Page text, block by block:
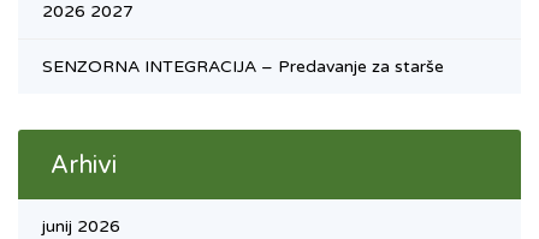
2026 2027
SENZORNA INTEGRACIJA – Predavanje za starše
Arhivi
junij 2026